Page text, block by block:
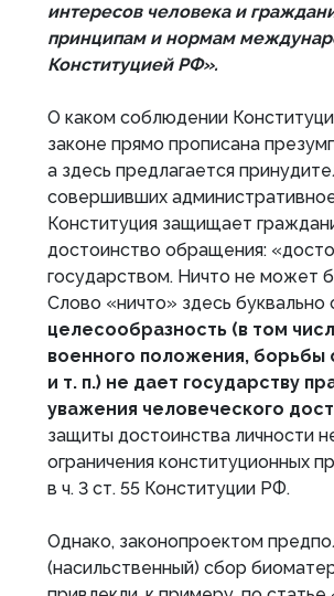
интересов человека и
принципам и нормам
Конституцией РФ».
О каком соблюдении
законе прямо прописана
а здесь предлагается
совершивших
Конституция защищает
достоинство обращения:
государством. Ничто не может
Слово «ничто» здесь буквально
целесообразность (в том
военного положения, борьбы
и т. п.) не дает государству
уважения человеческого
защиты достоинства личности
ограничения конституционных
в ч. 3 ст. 55 Конституции РФ.
Однако, законопроектом
(насильственный) сбор